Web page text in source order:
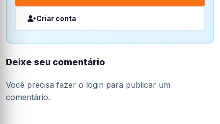
Criar conta
Deixe seu comentário
Você precisa fazer o login para publicar um
comentário.